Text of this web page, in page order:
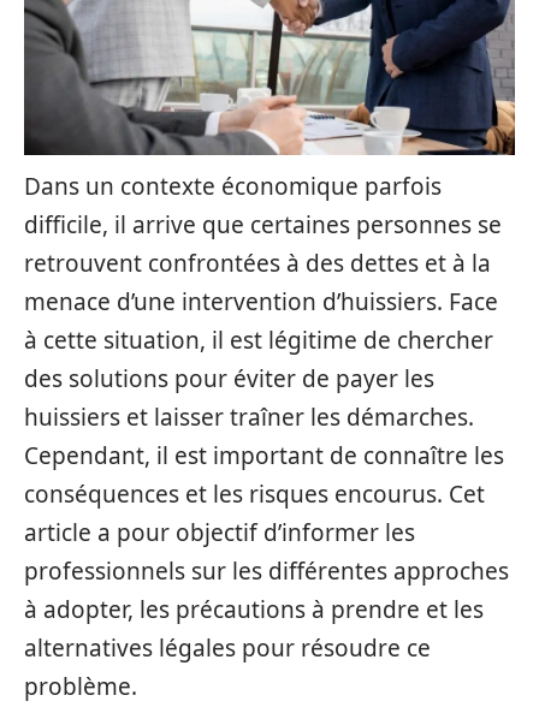
Dans un contexte économique parfois
difficile, il arrive que certaines personnes se
retrouvent confrontées à des dettes et à la
menace d’une intervention d’huissiers. Face
à cette situation, il est légitime de chercher
des solutions pour éviter de payer les
huissiers et laisser traîner les démarches.
Cependant, il est important de connaître les
conséquences et les risques encourus. Cet
article a pour objectif d’informer les
professionnels sur les différentes approches
à adopter, les précautions à prendre et les
alternatives légales pour résoudre ce
problème.